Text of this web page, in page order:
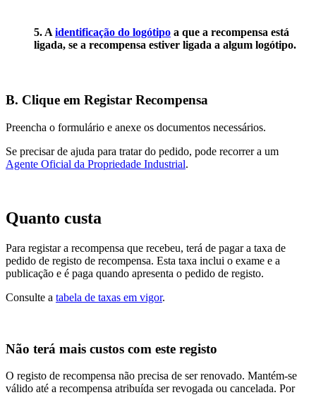
5. A identificação do logótipo a que a recompensa está
ligada, se a recompensa estiver ligada a algum logótipo.
B. Clique em Registar Recompensa
Preencha o formulário e anexe os documentos necessários.
Se precisar de ajuda para tratar do pedido, pode recorrer a um
Agente Oficial da Propriedade Industrial.
Quanto custa
Para registar a recompensa que recebeu, terá de pagar a taxa de
pedido de registo de recompensa. Esta taxa inclui o exame e a
publicação e é paga quando apresenta o pedido de registo.
Consulte a tabela de taxas em vigor.
Não terá mais custos com este registo
O registo de recompensa não precisa de ser renovado. Mantém-se
válido até a recompensa atribuída ser revogada ou cancelada. Por